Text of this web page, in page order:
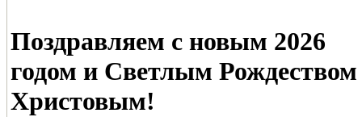
Поздравляем с новым 2026
годом и Светлым Рождеством
Христовым!